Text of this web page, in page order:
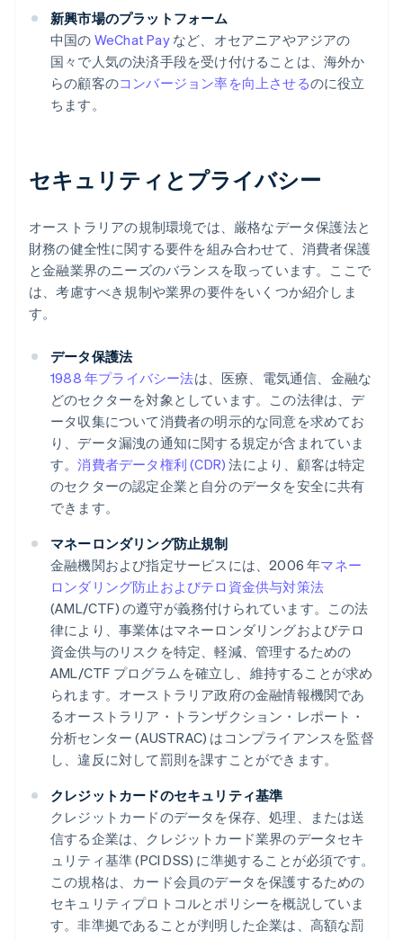
新興市場のプラットフォーム
中国の WeChat Payなど、オセアニアやアジアの
国々で人気の決済手段を受け付けることは、海外か
らの顧客のコンバージョン率を向上させるのに役立
ちます。
セキュリティとプライバシー
オーストラリアの規制環境では、厳格なデータ保護法と
財務の健全性に関する要件を組み合わせて、消費者保護
と金融業界のニーズのバランスを取っています。ここで
は、考慮すべき規制や業界の要件をいくつか紹介しま
す。
データ保護法
1988 年プライバシー法は、医療、電気通信、金融な
どのセクターを対象としています。この法律は、デ
ータ収集について消費者の明示的な同意を求めてお
り、データ漏洩の通知に関する規定が含まれていま
す。消費者データ権利 (CDR) 法により、顧客は特定
のセクターの認定企業と自分のデータを安全に共有
できます。
マネーロンダリング防止規制
金融機関および指定サービスには、2006 年マネー
ロンダリング防止およびテロ資金供与対策法
(AML/CTF) の遵守が義務付けられています。この法
律により、事業体はマネーロンダリングおよびテロ
資金供与のリスクを特定、軽減、管理するための
AML/CTF プログラムを確立し、維持することが求め
られます。オーストラリア政府の金融情報機関であ
るオーストラリア・トランザクション・レポート・
分析センター (AUSTRAC) はコンプライアンスを監督
し、違反に対して罰則を課すことができます。
クレジットカードのセキュリティ基準
クレジットカードのデータを保存、処理、または送
信する企業は、クレジットカード業界のデータセキ
ュリティ基準 (PCI DSS) に準拠することが必須です。
この規格は、カード会員のデータを保護するための
セキュリティプロトコルとポリシーを概説していま
す。非準拠であることが判明した企業は、高額な罰